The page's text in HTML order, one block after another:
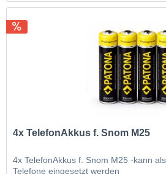
4x TelefonAkkus f. Snom M25
4x TelefonAkkus f. Snom M25 -kann
Telefone eingesetzt werden